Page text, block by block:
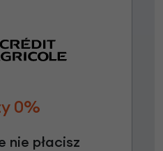
0%
nie płacisz